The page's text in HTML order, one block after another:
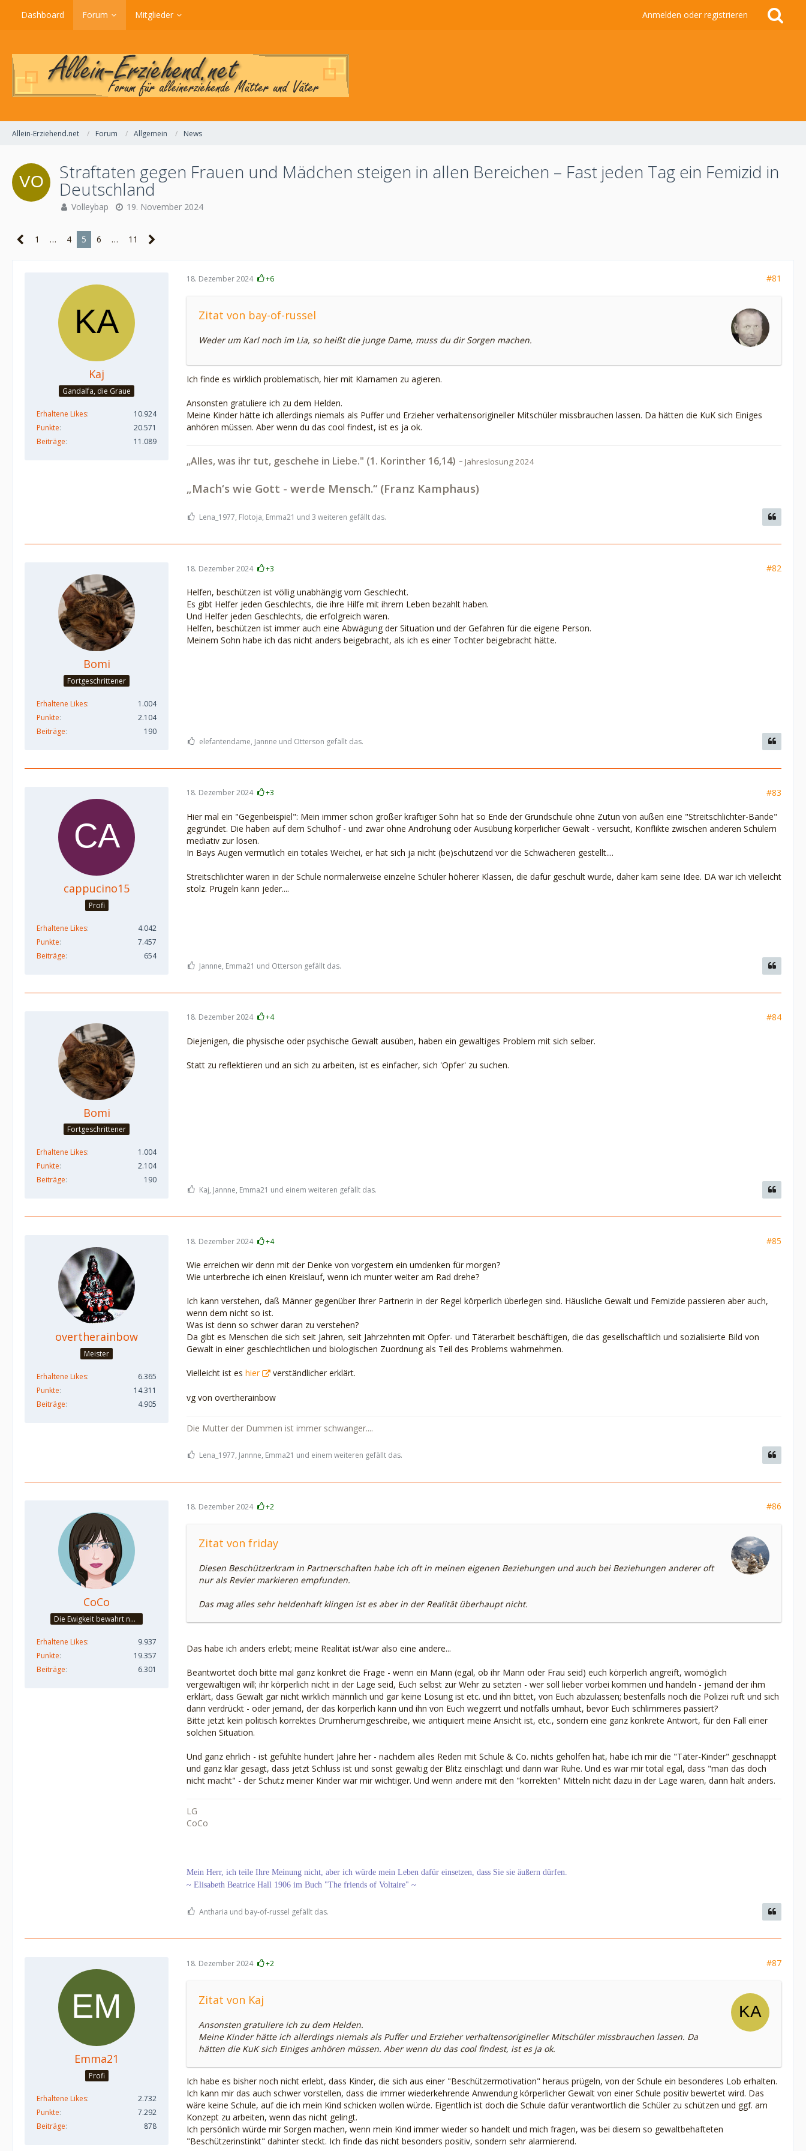
Dashboard Forum Mitglieder Anmelden oder registrieren
Allein-Erziehend.net Forum Allgemein News
Straftaten gegen Frauen und Mädchen steigen in allen Bereichen – Fast jeden Tag ein Femizid in
Deutschland
Volleybap 19. November 2024
1 … 4 5 6 … 11
Kaj
Gandalfa, die Graue
Erhaltene Likes
10.924
Punkte
20.571
Beiträge
11.089
18. Dezember 2024 +6 #81
Zitat von bay-of-russel
Weder um Karl noch im Lia, so heißt die junge Dame, muss du dir Sorgen machen.
Ich finde es wirklich problematisch, hier mit Klarnamen zu agieren.
Ansonsten gratuliere ich zu dem Helden.
Meine Kinder hätte ich allerdings niemals als Puffer und Erzieher verhaltensorigineller Mitschüler missbrauchen lassen. Da hätten die KuK sich Einiges
anhören müssen. Aber wenn du das cool findest, ist es ja ok.
„Alles, was ihr tut, geschehe in Liebe." (1. Korinther 16,14) - Jahreslosung 2024
„Mach‘s wie Gott - werde Mensch.“ (Franz Kamphaus)
Lena_1977, Flotoja, Emma21 und 3 weiteren gefällt das.
Bomi
Fortgeschrittener
Erhaltene Likes
1.004
Punkte
2.104
Beiträge
190
18. Dezember 2024 +3 #82
Helfen, beschützen ist völlig unabhängig vom Geschlecht.
Es gibt Helfer jeden Geschlechts, die ihre Hilfe mit ihrem Leben bezahlt haben.
Und Helfer jeden Geschlechts, die erfolgreich waren.
Helfen, beschützen ist immer auch eine Abwägung der Situation und der Gefahren für die eigene Person.
Meinem Sohn habe ich das nicht anders beigebracht, als ich es einer Tochter beigebracht hätte.
elefantendame, Jannne und Otterson gefällt das.
cappucino15
Profi
Erhaltene Likes
4.042
Punkte
7.457
Beiträge
654
18. Dezember 2024 +3 #83
Hier mal ein "Gegenbeispiel": Mein immer schon großer kräftiger Sohn hat so Ende der Grundschule ohne Zutun von außen eine "Streitschlichter-Bande"
gegründet. Die haben auf dem Schulhof - und zwar ohne Androhung oder Ausübung körperlicher Gewalt - versucht, Konflikte zwischen anderen Schülern
mediativ zur lösen.
In Bays Augen vermutlich ein totales Weichei, er hat sich ja nicht (be)schützend vor die Schwächeren gestellt....
Streitschlichter waren in der Schule normalerweise einzelne Schüler höherer Klassen, die dafür geschult wurde, daher kam seine Idee. DA war ich vielleicht
stolz. Prügeln kann jeder....
Jannne, Emma21 und Otterson gefällt das.
Bomi
Fortgeschrittener
Erhaltene Likes
1.004
Punkte
2.104
Beiträge
190
18. Dezember 2024 +4 #84
Diejenigen, die physische oder psychische Gewalt ausüben, haben ein gewaltiges Problem mit sich selber.
Statt zu reflektieren und an sich zu arbeiten, ist es einfacher, sich 'Opfer' zu suchen.
Kaj, Jannne, Emma21 und einem weiteren gefällt das.
overtherainbow
Meister
Erhaltene Likes
6.365
Punkte
14.311
Beiträge
4.905
18. Dezember 2024 +4 #85
Wie erreichen wir denn mit der Denke von vorgestern ein umdenken für morgen?
Wie unterbreche ich einen Kreislauf, wenn ich munter weiter am Rad drehe?
Ich kann verstehen, daß Männer gegenüber Ihrer Partnerin in der Regel körperlich überlegen sind. Häusliche Gewalt und Femizide passieren aber auch,
wenn dem nicht so ist.
Was ist denn so schwer daran zu verstehen?
Da gibt es Menschen die sich seit Jahren, seit Jahrzehnten mit Opfer- und Täterarbeit beschäftigen, die das gesellschaftlich und sozialisierte Bild von
Gewalt in einer geschlechtlichen und biologischen Zuordnung als Teil des Problems wahrnehmen.
Vielleicht ist es hier verständlicher erklärt.
vg von overtherainbow
Die Mutter der Dummen ist immer schwanger....
Lena_1977, Jannne, Emma21 und einem weiteren gefällt das.
CoCo
Die Ewigkeit bewahrt nur die Liebe, weil sie von gleicher Natur ist. ~Khalil Gibran~
Erhaltene Likes
9.937
Punkte
19.357
Beiträge
6.301
18. Dezember 2024 +2 #86
Zitat von friday
Diesen Beschützerkram in Partnerschaften habe ich oft in meinen eigenen Beziehungen und auch bei Beziehungen anderer oft
nur als Revier markieren empfunden.
Das mag alles sehr heldenhaft klingen ist es aber in der Realität überhaupt nicht.
Das habe ich anders erlebt; meine Realität ist/war also eine andere...
Beantwortet doch bitte mal ganz konkret die Frage - wenn ein Mann (egal, ob ihr Mann oder Frau seid) euch körperlich angreift, womöglich
vergewaltigen will; ihr körperlich nicht in der Lage seid, Euch selbst zur Wehr zu setzten - wer soll lieber vorbei kommen und handeln - jemand der ihm
erklärt, dass Gewalt gar nicht wirklich männlich und gar keine Lösung ist etc. und ihn bittet, von Euch abzulassen; bestenfalls noch die Polizei ruft und sich
dann verdrückt - oder jemand, der das körperlich kann und ihn von Euch wegzerrt und notfalls umhaut, bevor Euch schlimmeres passiert?
Bitte jetzt kein politisch korrektes Drumherumgeschreibe, wie antiquiert meine Ansicht ist, etc., sondern eine ganz konkrete Antwort, für den Fall einer
solchen Situation.
Und ganz ehrlich - ist gefühlte hundert Jahre her - nachdem alles Reden mit Schule & Co. nichts geholfen hat, habe ich mir die "Täter-Kinder" geschnappt
und ganz klar gesagt, dass jetzt Schluss ist und sonst gewaltig der Blitz einschlägt und dann war Ruhe. Und es war mir total egal, dass "man das doch
nicht macht" - der Schutz meiner Kinder war mir wichtiger. Und wenn andere mit den "korrekten" Mitteln nicht dazu in der Lage waren, dann halt anders.
LG
CoCo
Mein Herr, ich teile Ihre Meinung nicht, aber ich würde mein Leben dafür einsetzen, dass Sie sie äußern dürfen.
~ Elisabeth Beatrice Hall 1906 im Buch "The friends of Voltaire" ~
Antharia und bay-of-russel gefällt das.
Emma21
Profi
Erhaltene Likes
2.732
Punkte
7.292
Beiträge
878
18. Dezember 2024 +2 #87
Zitat von Kaj
Ansonsten gratuliere ich zu dem Helden.
Meine Kinder hätte ich allerdings niemals als Puffer und Erzieher verhaltensorigineller Mitschüler missbrauchen lassen. Da
hätten die KuK sich Einiges anhören müssen. Aber wenn du das cool findest, ist es ja ok.
Ich habe es bisher noch nicht erlebt, dass Kinder, die sich aus einer "Beschützermotivation" heraus prügeln, von der Schule ein besonderes Lob erhalten.
Ich kann mir das auch schwer vorstellen, dass die immer wiederkehrende Anwendung körperlicher Gewalt von einer Schule positiv bewertet wird. Das
wäre keine Schule, auf die ich mein Kind schicken wollen würde. Eigentlich ist doch die Schule dafür verantwortlich die Schüler zu schützen und ggf. am
Konzept zu arbeiten, wenn das nicht gelingt.
Ich persönlich würde mir Sorgen machen, wenn mein Kind immer wieder so handelt und mich fragen, was bei diesem so gewaltbehafteten
"Beschützerinstinkt" dahinter steckt. Ich finde das nicht besonders positiv, sondern sehr alarmierend.